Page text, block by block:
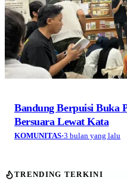
Bandung Berpuisi Buka
Bersuara Lewat Kata
KOMUNITAS·3 bulan yang lalu
TRENDING TERKINI